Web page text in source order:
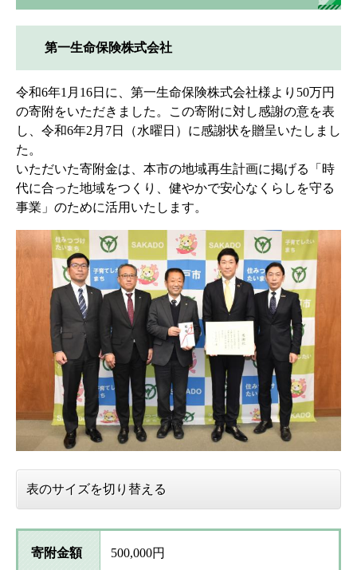
第一生命保険株式会社
令和6年1月16日に、第一生命保険株式会社様より50万円
の寄附をいただきました。この寄附に対し感謝の意を表
し、令和6年2月7日（水曜日）に感謝状を贈呈いたしまし
た。
いただいた寄附金は、本市の地域再生計画に掲げる「時
代に合った地域をつくり、健やかで安心なくらしを守る
事業」のために活用いたします。
表のサイズを切り替える
寄附金額 500,000円